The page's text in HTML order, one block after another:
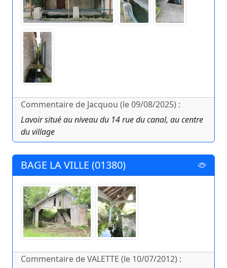
Commentaire de Jacquou (le 09/08/2025) :
Lavoir situé au niveau du 14 rue du canal, au centre
du village
BAGE LA VILLE (01380)
Commentaire de VALETTE (le 10/07/2012) :